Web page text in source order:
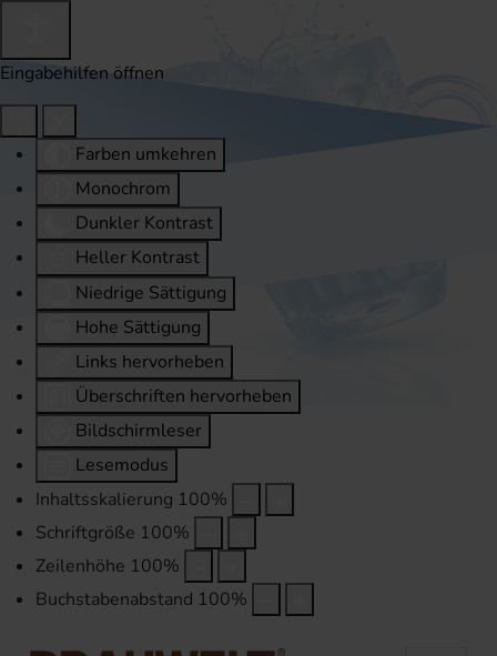
Eingabehilfen öffnen
Farben umkehren
Monochrom
Dunkler Kontrast
Heller Kontrast
Niedrige Sättigung
Hohe Sättigung
Links hervorheben
Überschriften hervorheben
Bildschirmleser
Lesemodus
Inhaltsskalierung 100%
Schriftgröße 100%
Zeilenhöhe 100%
Buchstabenabstand 100%